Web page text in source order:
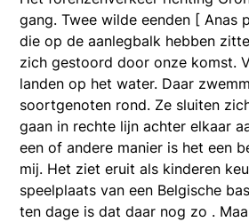
gang. Twee wilde eenden [ Anas
die op de aanlegbalk hebben
zich gestoord door onze komst.
landen op het water. Daar
soortgenoten rond. Ze sluiten
gaan in rechte lijn achter elkaar
een of andere manier is het een
mij. Het ziet eruit als kinderen
speelplaats van een Belgische
ten dage is dat daar nog zo .